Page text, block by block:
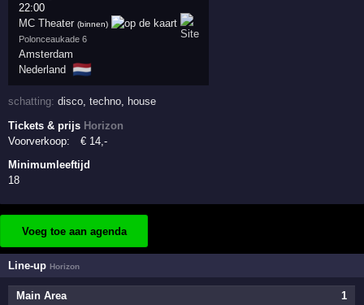
22:00
MC Theater (binnen)
Polonceaukade 6
Amsterdam
Nederland
🇳🇱
schatting:disco,techno, house
Tickets & prijs Horizon
Voorverkoop:
€ 14 ,-
Minimumleeftijd
18
Voeg toe aan agenda
Line-upHorizon
1
Main Area